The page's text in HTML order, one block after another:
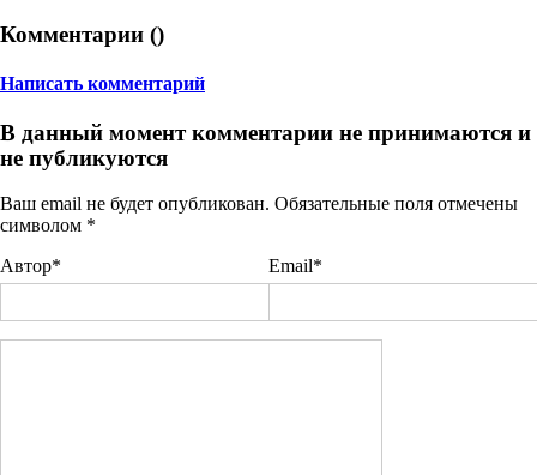
Комментарии ()
Написать комментарий
В данный момент комментарии не принимаются и
не публикуются
Ваш email не будет опубликован. Обязательные поля отмечены
символом *
Автор*
Email*